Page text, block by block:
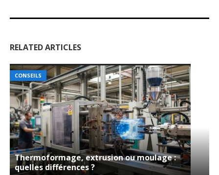
RELATED ARTICLES
CONSEILS
Thermoformage, extrusion ou moulage :
quelles différences ?